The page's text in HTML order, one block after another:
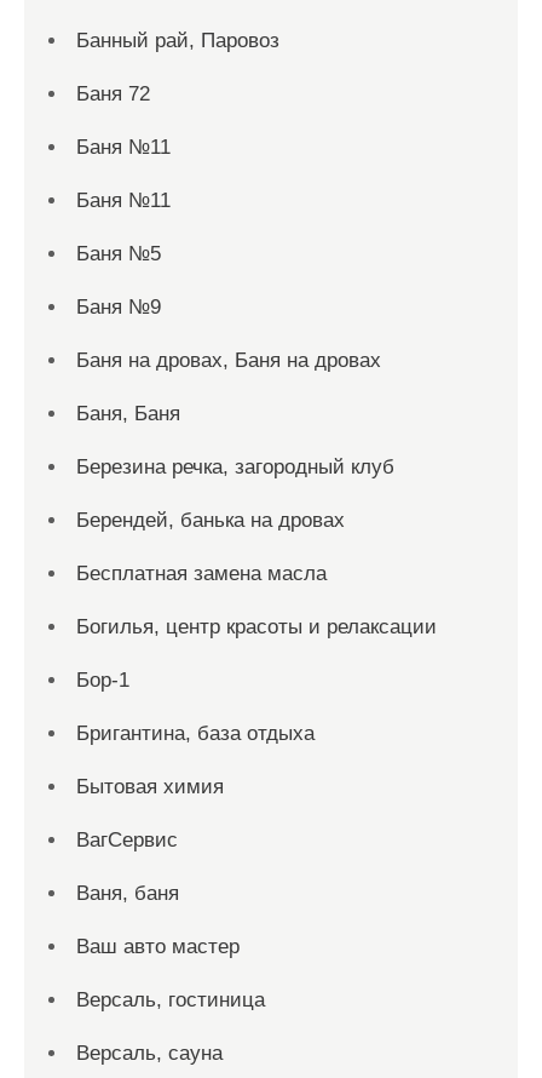
Банный рай, Паровоз
Баня 72
Баня №11
Баня №11
Баня №5
Баня №9
Баня на дровах, Баня на дровах
Баня, Баня
Березина речка, загородный клуб
Берендей, банька на дровах
Бесплатная замена масла
Богилья, центр красоты и релаксации
Бор-1
Бригантина, база отдыха
Бытовая химия
ВагСервис
Ваня, баня
Ваш авто мастер
Версаль, гостиница
Версаль, сауна